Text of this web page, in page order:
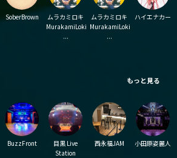
SoberBrown
ムラカミロキ
MurakamiLoki
...
ムラカミロキ
MurakamiLoki
...
ハイエナカー
BuzzFront
目黒 Live
Station
西永福JAM 小田原姿麗人